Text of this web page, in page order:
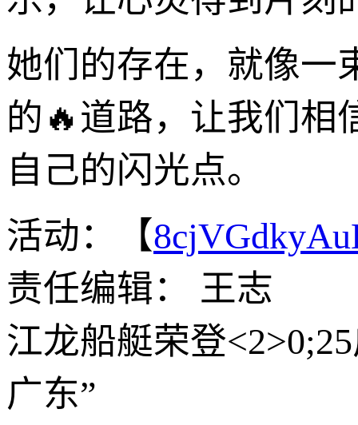
她们的存在，就像一
的🔥道路，让我们相
自己的闪光点。
活动：【
责任编辑： 王志
江龙船艇荣登
广东”